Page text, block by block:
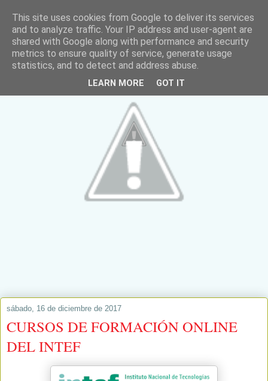
sábado, 16 de diciembre de 2017
CURSOS DE FORMACIÓN ONLINE
DEL INTEF
This site uses cookies from Google to deliver its services
and to analyze traffic. Your IP address and user-agent are
shared with Google along with performance and security
metrics to ensure quality of service, generate usage
statistics, and to detect and address abuse.
LEARN MORE GOT IT